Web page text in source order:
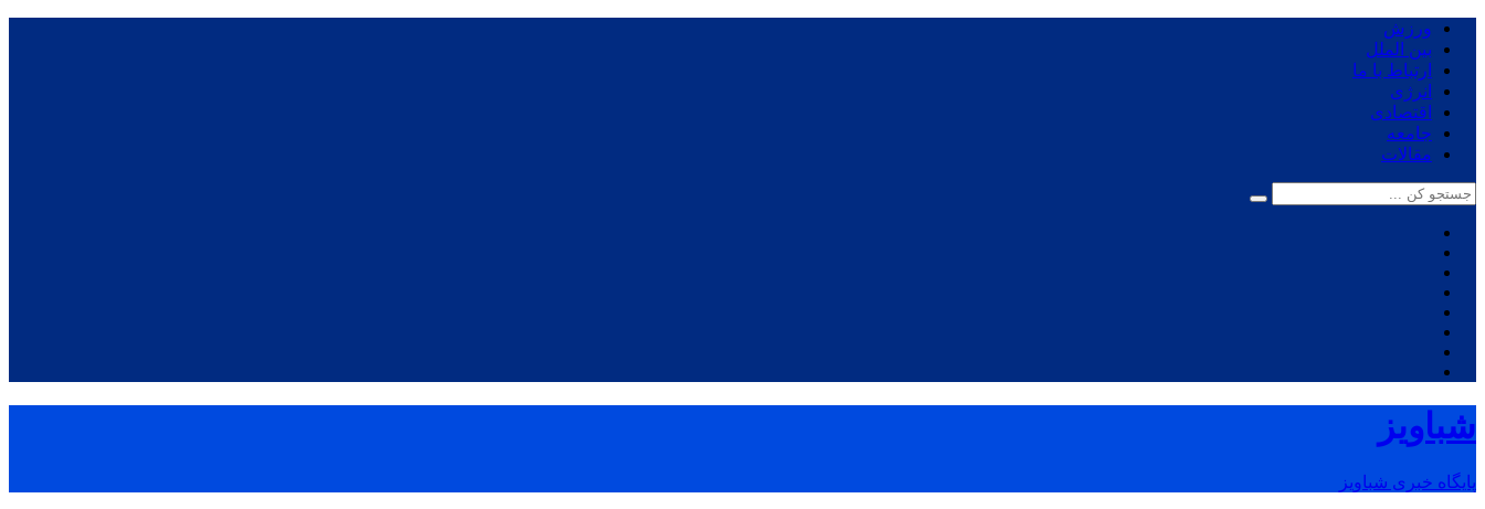
ورزش
بین الملل
ارتباط با ما
انرژی
اقتصادی
جامعه
مقالات
شباویز
پایگاه خبری شباویز